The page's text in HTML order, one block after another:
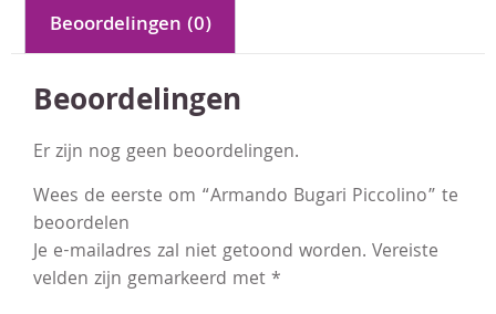
Beoordelingen (0)
Beoordelingen
Er zijn nog geen beoordelingen.
Wees de eerste om “Armando Bugari Piccolino” te
beoordelen
Je e-mailadres zal niet getoond worden. Vereiste
velden zijn gemarkeerd met*